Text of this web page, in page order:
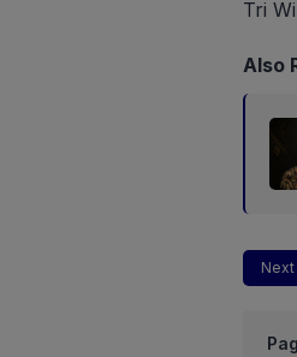
Tri
Also
Next